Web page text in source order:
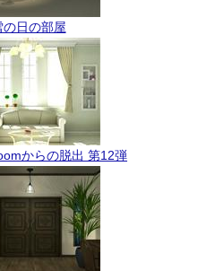
の日の部屋
からの脱出 第12弾